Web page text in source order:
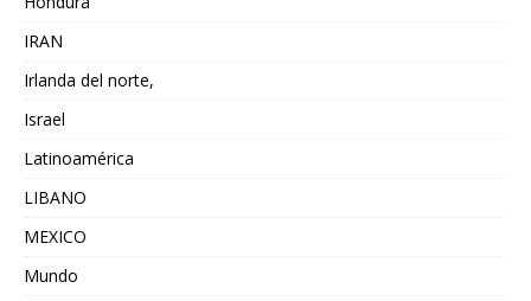
IRAN
Irlanda del norte,
Israel
Latinoamérica
LIBANO
MEXICO
Mundo